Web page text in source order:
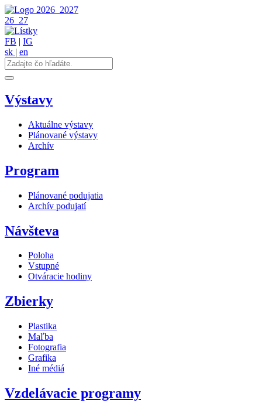
2026 2027
26 27
FB | IG
sk | en
Výstavy
Aktuálne výstavy
Plánované výstavy
Archív
Program
Plánované podujatia
Archív podujatí
Návšteva
Poloha
Vstupné
Otváracie hodiny
Zbierky
Plastika
Maľba
Fotografia
Grafika
Iné médiá
Vzdelávacie programy